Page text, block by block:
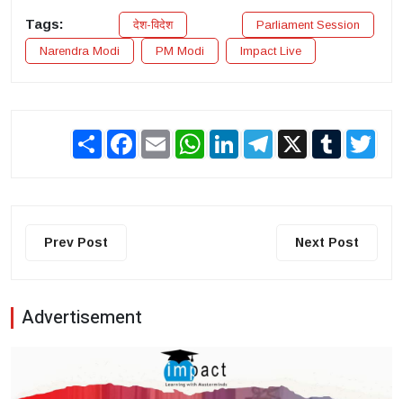
Tags: देश-विदेश
Parliament Session
Narendra Modi
PM Modi Impact Live
Share Facebook
Email WhatsAppLinkedInTelegram
X Tumblr
Prev Post Next Post
Advertisement